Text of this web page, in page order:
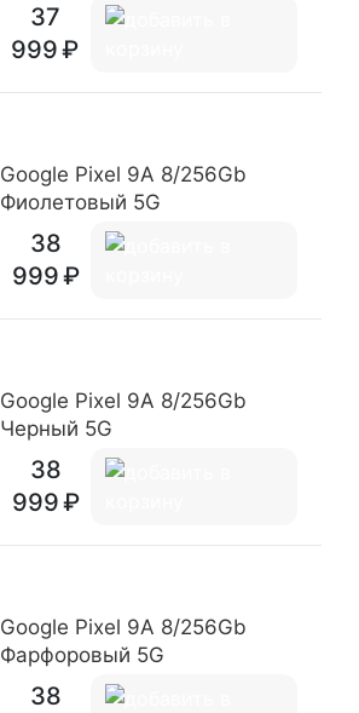
37
999
Google Pixel 9A 8/256Gb
Фиолетовый 5G
38
999
Google Pixel 9A 8/256Gb
Черный 5G
38
999
Google Pixel 9A 8/256Gb
Фарфоровый 5G
38